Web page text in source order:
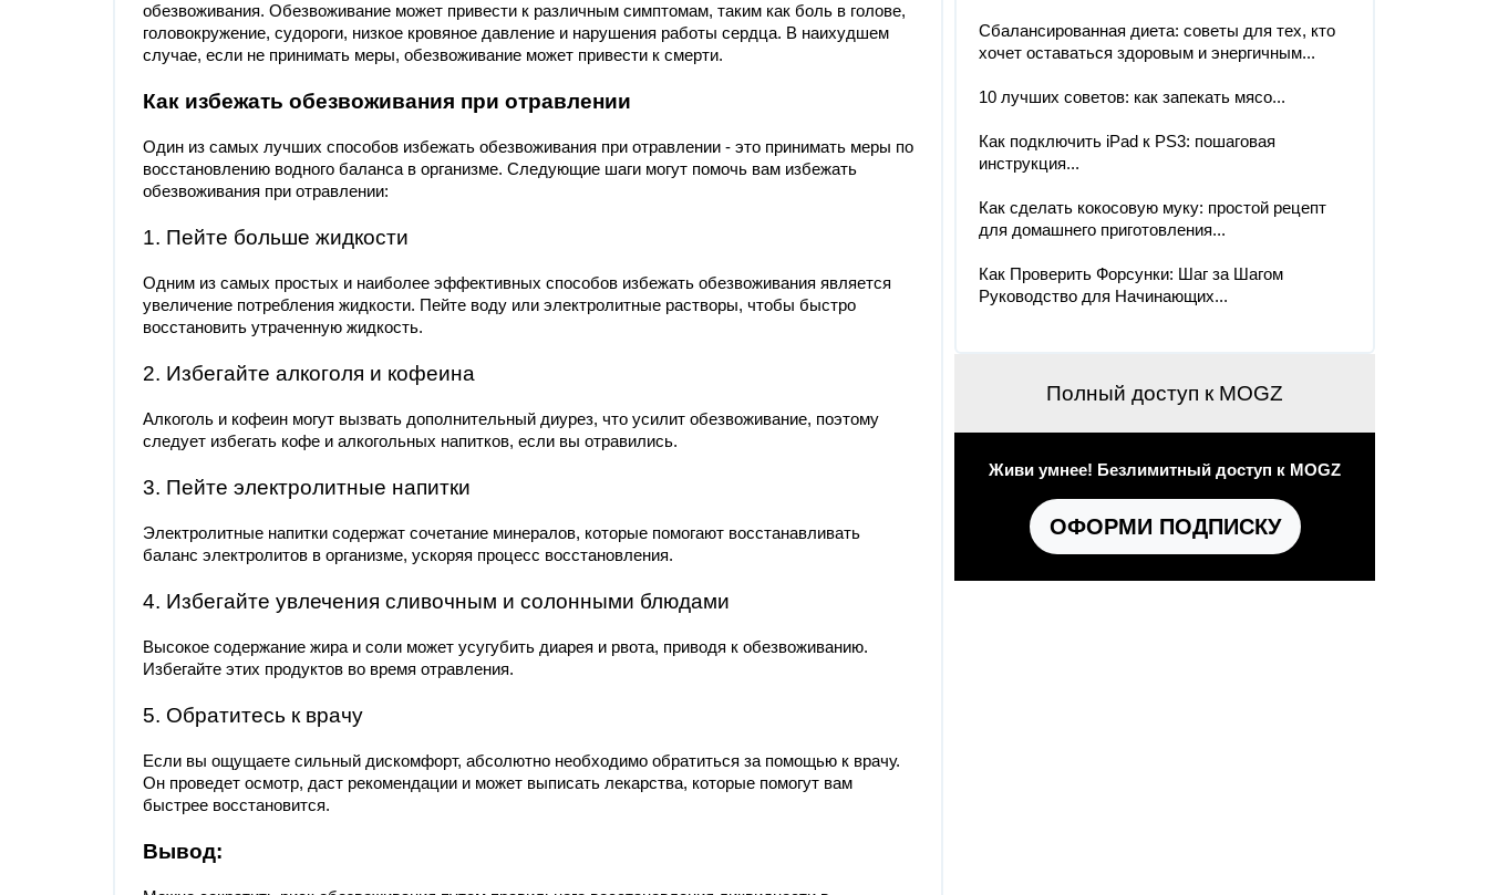
обезвоживания. Обезвоживание может привести к различным симптомам, таким как боль в голове,
головокружение, судороги, низкое кровяное давление и нарушения работы сердца. В наихудшем
случае, если не принимать меры, обезвоживание может привести к смерти.
Как избежать обезвоживания при отравлении
Один из самых лучших способов избежать обезвоживания при отравлении - это принимать меры по
восстановлению водного баланса в организме. Следующие шаги могут помочь вам избежать
обезвоживания при отравлении:
1. Пейте больше жидкости
Одним из самых простых и наиболее эффективных способов избежать обезвоживания является
увеличение потребления жидкости. Пейте воду или электролитные растворы, чтобы быстро
восстановить утраченную жидкость.
2. Избегайте алкоголя и кофеина
Алкоголь и кофеин могут вызвать дополнительный диурез, что усилит обезвоживание, поэтому
следует избегать кофе и алкогольных напитков, если вы отравились.
3. Пейте электролитные напитки
Электролитные напитки содержат сочетание минералов, которые помогают восстанавливать
баланс электролитов в организме, ускоряя процесс восстановления.
4. Избегайте увлечения сливочным и солонными блюдами
Высокое содержание жира и соли может усугубить диарея и рвота, приводя к обезвоживанию.
Избегайте этих продуктов во время отравления.
5. Обратитесь к врачу
Если вы ощущаете сильный дискомфорт, абсолютно необходимо обратиться за помощью к врачу.
Он проведет осмотр, даст рекомендации и может выписать лекарства, которые помогут вам
быстрее восстановится.
Вывод:
Сбалансированная диета: советы для тех, кто
хочет оставаться здоровым и энергичным...
10 лучших советов: как запекать мясо...
Как подключить iPad к PS3: пошаговая
инструкция...
Как сделать кокосовую муку: простой рецепт
для домашнего приготовления...
Как Проверить Форсунки: Шаг за Шагом
Руководство для Начинающих...
Полный доступ к MOGZ
Живи умнее! Безлимитный доступ к MOGZ
ОФОРМИ ПОДПИСКУ